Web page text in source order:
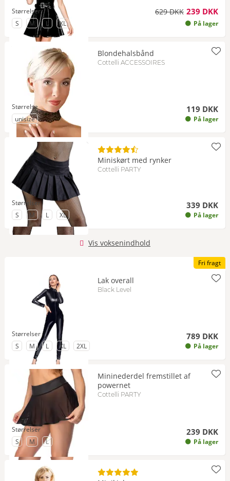
629 DKK 239 DKK
På lager
Størrelser
til Størrelse
S til Størrelse
M til Størrelse
L til Størrelse
XL
Blondehalsbånd
Cottelli ACCESSOIRES
119 DKK
På lager
Størrelse
til Størrelse
unisize
Miniskørt med rynker
Cottelli PARTY
339 DKK
På lager
Størrelser
til Størrelse
S til Størrelse
M til Størrelse
L til Størrelse
XL
Vis voksenindhold
Fri fragt
Lak overall
Black Level
789 DKK
På lager
Størrelser
til Størrelse
S til Størrelse
M til Størrelse
L til Størrelse
XL til Størrelse
2XL
Mininederdel fremstillet af
powernet
Cottelli PARTY
239 DKK
På lager
Størrelser
til Størrelse
S til Størrelse
M til Størrelse
L- på lager igen om kort tid